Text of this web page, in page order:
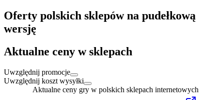
Oferty polskich sklepów na pudełkową
wersję
Aktualne ceny w sklepach
Uwzględnij promocje
Uwzględnij koszt wysyłki
Aktualne ceny gry w polskich sklepach internetowych